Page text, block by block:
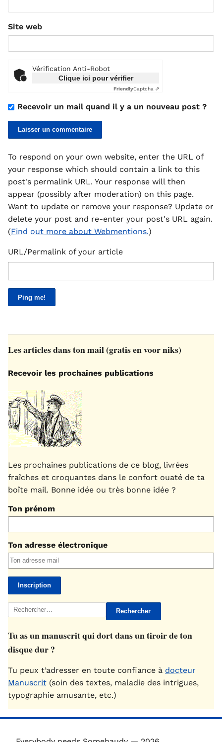
Site web
Vérification Anti-Robot
Clique ici pour vérifier
FriendlyCaptcha ⇗
Recevoir un mail quand il y a un nouveau post ?
To respond on your own website, enter the URL of
your response which should contain a link to this
post's permalink URL. Your response will then
appear (possibly after moderation) on this page.
Want to update or remove your response? Update or
delete your post and re-enter your post's URL again.
(Find out more about Webmentions.)
URL/Permalink of your article
Les articles dans ton mail (gratis en voor niks)
Recevoir les prochaines publications
Les prochaines publications de ce blog, livrées
fraîches et croquantes dans le confort ouaté de ta
boîte mail. Bonne idée ou très bonne idée ?
Ton prénom
Ton adresse électronique
Rechercher :
Tu as un manuscrit qui dort dans un tiroir de ton
disque dur ?
Tu peux t’adresser en toute confiance à docteur
Manuscrit (soin des textes, maladie des intrigues,
typographie amusante, etc.)